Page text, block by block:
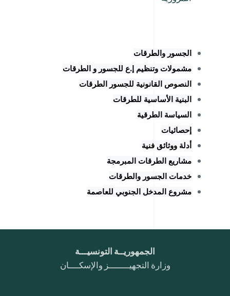
الجسور والطرقات
مشمولات وتنظيم إ.ع للجسور و الطرقات
النصوص القانونية للجسور الطرقات
البنية الأساسية للطرقات
السياسة الطرقية
إحصائيات
أدلة ووثائق فنية
مشاريع الطرقات المبرمجة
خدمات الجسور والطرقات
مشروع المدخل الجنوبي للعاصمة
الجمهوريــة التونسيـــة
وزارة التجهيــــــــز والإسكــــان